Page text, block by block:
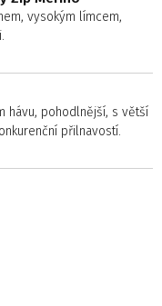
vysokým límcem,
hávu, pohodlnější, s větší
přilnavostí.